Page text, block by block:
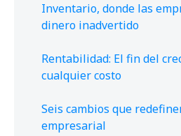
Inventario, donde las
dinero inadvertido
Rentabilidad: El fin del
cualquier costo
Seis cambios que
empresarial